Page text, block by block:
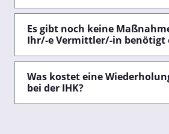
Es gibt noch keine
Ihr/-e Vermittler/-in benötigt
Was kostet eine
bei der IHK?